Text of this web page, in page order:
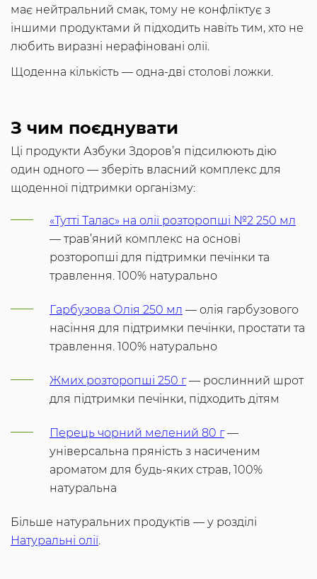
має нейтральний смак, тому не конфліктує з
іншими продуктами й підходить навіть тим, хто не
любить виразні нерафіновані олії.
Щоденна кількість — одна-дві столові ложки.
З чим поєднувати
Ці продукти Азбуки Здоров’я підсилюють дію
один одного — зберіть власний комплекс для
щоденної підтримки організму:
«Тутті Талас» на олії розторопші №2 250 мл
— трав’яний комплекс на основі
розторопші для підтримки печінки та
травлення. 100% натурально
Гарбузова Олія 250 мл — олія гарбузового
насіння для підтримки печінки, простати та
травлення. 100% натурально
Жмих розторопші 250 г— рослинний шрот
для підтримки печінки, підходить дітям
Перець чорний мелений 80 г—
універсальна пряність з насиченим
ароматом для будь-яких страв, 100%
натуральна
Більше натуральних продуктів — у розділі
Натуральні олії.